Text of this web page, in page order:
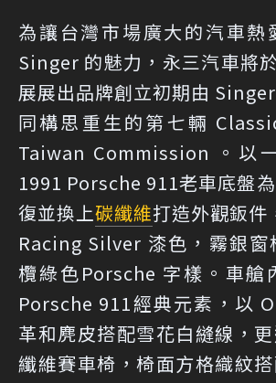
為讓台灣市場廣大的汽車熱
Singer 的魅力，永三汽車將
展展出品牌創立初期由
同構思重生的第七輛
Taiwan Commission 。以
1991 Porsche 911老車底盤
復並換上碳纖維打造外觀鈑
Racing Silver 漆色，霧銀窗
欖綠色Porsche 字樣。車艙
Porsche 911經典元素，以
革和麂皮搭配雪花白縫線，
纖維賽車椅，椅面方格織紋